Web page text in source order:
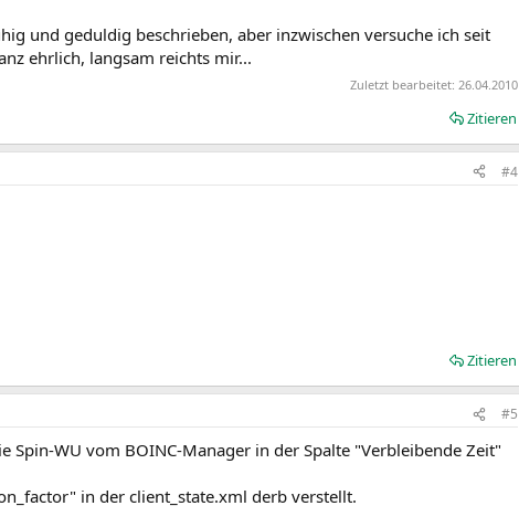
und geduldig beschrieben, aber inzwischen versuche ich seit
ehrlich, langsam reichts mir...
Zuletzt bearbeitet: 26.04.2010
Zitieren
#4
Zitieren
#5
WU vom BOINC-Manager in der Spalte "Verbleibende Zeit"
in der client_state.xml derb verstellt.